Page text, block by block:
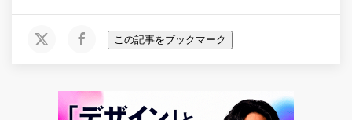
この記事をブックマーク